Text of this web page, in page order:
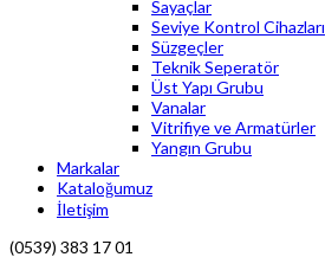
Sayaçlar
Seviye Kontrol Cihazları
Süzgeçler
Teknik Seperatör
Üst Yapı Grubu
Vanalar
Vitrifiye ve Armatürler
Yangın Grubu
Markalar
Kataloğumuz
İletişim
(0539) 383 17 01